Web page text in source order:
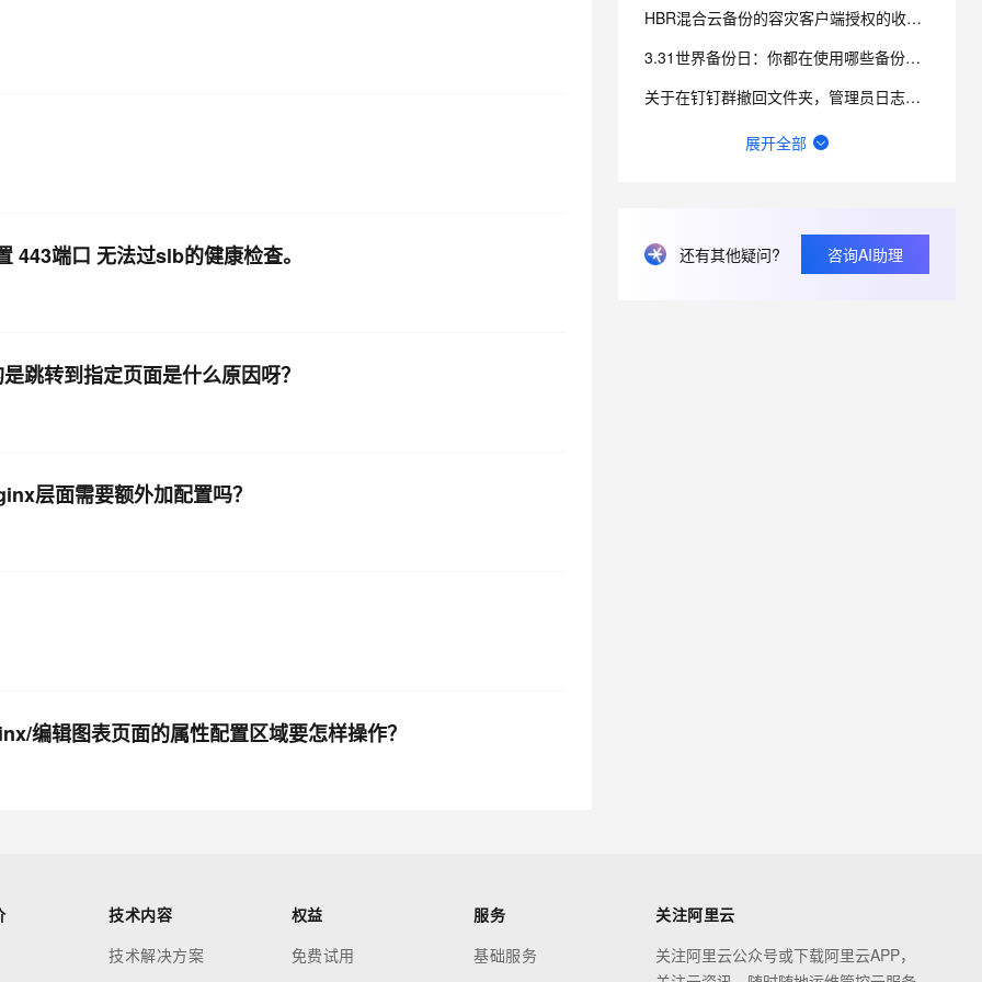
端口 无法过slb的健康检查。
跳转到指定页面是什么原因呀？
层面需要额外加配置吗？
编辑图表页面的属性配置区域要怎样操作？
HBR混合云备份的容灾客户端授权的收费是怎样的？我从两个地方看到的不一样，哪个为准？
3.31世界备份日：你都在使用哪些备份方式？
关于在钉钉群撤回文件夹，管理员日志无法查询到文件夹下载记录的问题。
展开全部
还有其他疑问? 咨询AI助理
技术内容
技术解决方案
权益
免费试用
服务
基础服务
关注阿里云
关注阿里云公众号或下载阿里云APP，